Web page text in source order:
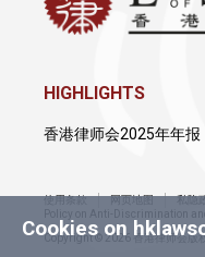
Cookies on
HIGHLIGHTS
香港律师会2025年年报
使用条款 网页地图
私隐
Policy on Anti-Discrimination
Copyright © 2026 香港律师会版